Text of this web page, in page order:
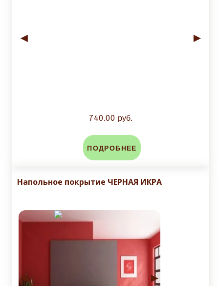
◄ ►
740.00 руб.
ПОДРОБНЕЕ
Напольное покрытие ЧЕРНАЯ ИКРА
◄ ►